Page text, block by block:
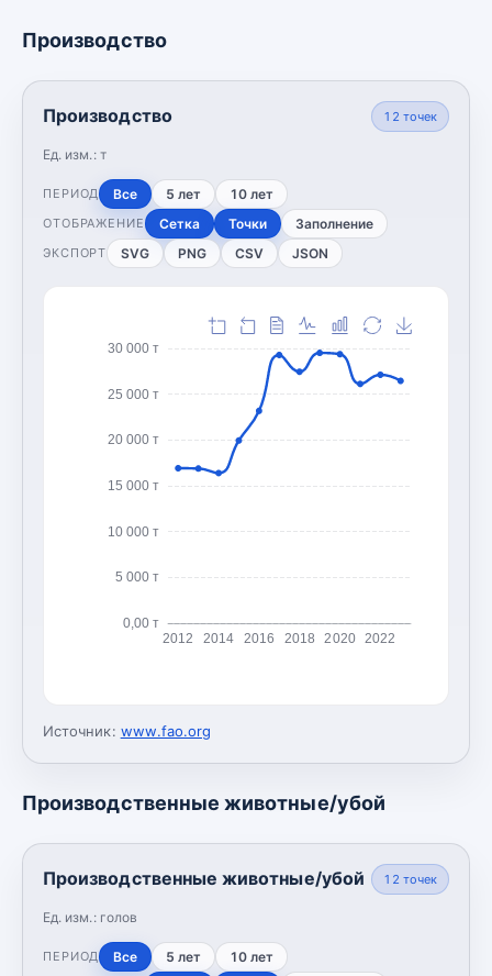
Производство
Производство
Ед. изм.: т
12 точек
ПЕРИОД Все 5 лет 10 лет
ОТОБРАЖЕНИЕ Сетка Точки Заполнение
ЭКСПОРТ SVG PNG CSV JSON
0,00 т
5 000 т
10 000 т
15 000 т
20 000 т
25 000 т
30 000 т
2012 2014 2016 2018 2020 2022
Источник: www.fao.org
Производственные животные/убой
Производственные животные/убой
Ед. изм.: голов
12 точек
ПЕРИОД Все 5 лет 10 лет